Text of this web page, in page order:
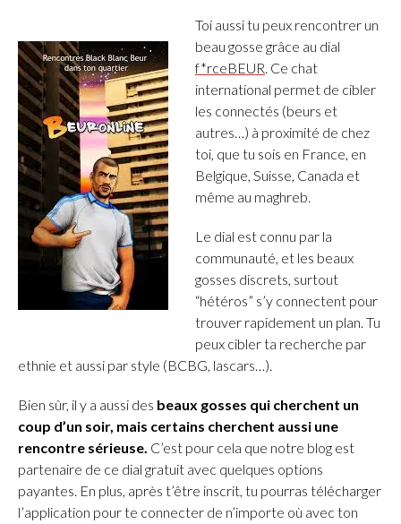
Toi aussi tu peux rencontrer un
beau gosse grâce au dial
f*rceBEUR. Ce chat
international permet de cibler
les connectés (beurs et
autres…) à proximité de chez
toi, que tu sois en France, en
Belgique, Suisse, Canada et
même au maghreb.
Le dial est connu par la
communauté, et les beaux
gosses discrets, surtout
“hétéros” s’y connectent pour
trouver rapidement un plan. Tu
peux cibler ta recherche par
ethnie et aussi par style (BCBG, lascars…).
Bien sûr, il y a aussi des beaux gosses qui cherchent un
coup d’un soir, mais certains cherchent aussi une
rencontre sérieuse. C’est pour cela que notre blog est
partenaire de ce dial gratuit avec quelques options
payantes. En plus, après t’être inscrit, tu pourras télécharger
l’application pour te connecter de n’importe où avec ton